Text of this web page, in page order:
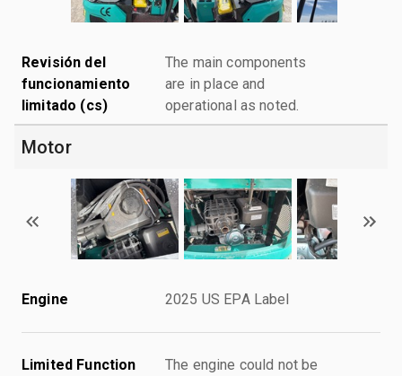
Revisión del
funcionamiento
limitado (cs)
The main components
are in place and
operational as noted.
Motor
Engine 2025 US EPA Label
Limited Function
The engine could not be